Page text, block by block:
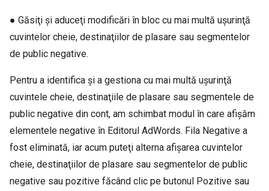
● Găsiţi şi aduceţi modificări în bloc cu mai multă uşurinţă
cuvintelor cheie, destinaţiilor de plasare sau segmentelor
de public negative.
Pentru a identifica şi a gestiona cu mai multă uşurinţă
cuvintele cheie, destinaţiile de plasare sau segmentele de
public negative din cont, am schimbat modul în care afişăm
elementele negative în Editorul AdWords. Fila Negative a
fost eliminată, iar acum puteţi alterna afişarea cuvintelor
cheie, destinaţiilor de plasare sau segmentelor de public
negative sau pozitive făcând clic pe butonul Pozitive sau